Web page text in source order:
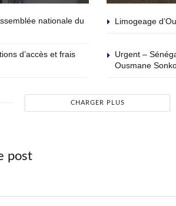
nationale du
Limogeage
d’accès et frais
Urgent –
Ousmane
CHARGER PLUS
post